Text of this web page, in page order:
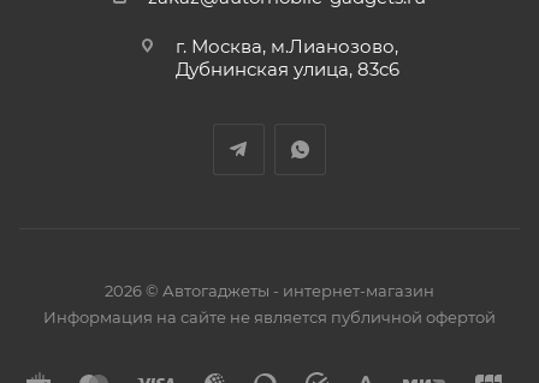
г. Москва, м.Лианозово,
Дубнинская улица, 83с6
2026 © Автогаджеты - интернет-магазин
Информация на сайте не является публичной офертой